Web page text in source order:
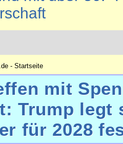
- Startseite
mit
Trump legt
für 2028